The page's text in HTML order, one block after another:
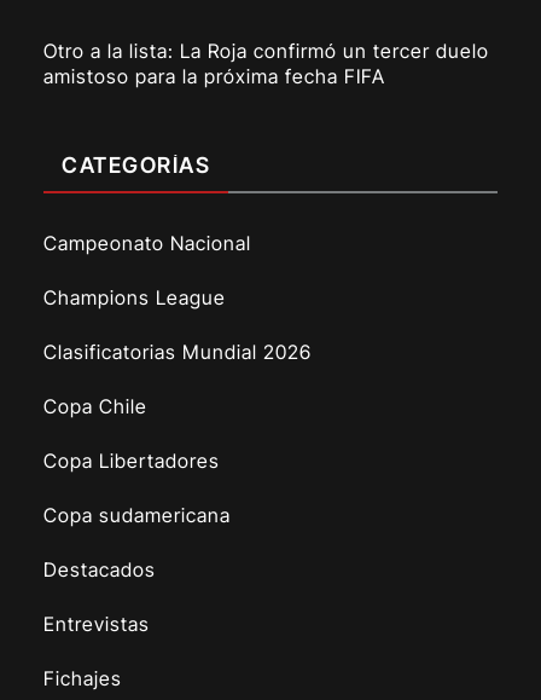
Otro a la lista: La Roja confirmó un tercer duelo
amistoso para la próxima fecha FIFA
CATEGORÍAS
Campeonato Nacional
Champions League
Clasificatorias Mundial 2026
Copa Chile
Copa Libertadores
Copa sudamericana
Destacados
Entrevistas
Fichajes